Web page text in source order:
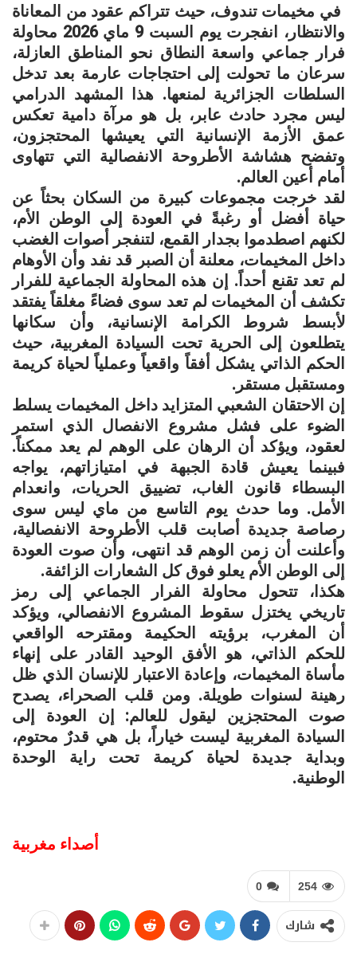
في مخيمات تندوف، حيث تتراكم عقود من المعاناة
والانتظار، انفجرت يوم السبت 9 ماي 2026 محاولة
فرار جماعي واسعة النطاق نحو المناطق العازلة،
سرعان ما تحولت إلى احتجاجات عارمة بعد تدخل
السلطات الجزائرية لمنعها. هذا المشهد الدرامي
ليس مجرد حادث عابر، بل هو مرآة دامية تعكس
عمق الأزمة الإنسانية التي يعيشها المحتجزون،
وتفضح هشاشة الأطروحة الانفصالية التي تتهاوى
أمام أعين العالم.
لقد خرجت مجموعات كبيرة من السكان بحثاً عن
حياة أفضل أو رغبةً في العودة إلى الوطن الأم،
لكنهم اصطدموا بجدار القمع، لتنفجر أصوات الغضب
داخل المخيمات، معلنة أن الصبر قد نفد وأن الأوهام
لم تعد تقنع أحداً. إن هذه المحاولة الجماعية للفرار
تكشف أن المخيمات لم تعد سوى فضاءً مغلقاً يفتقد
لأبسط شروط الكرامة الإنسانية، وأن سكانها
يتطلعون إلى الحرية تحت السيادة المغربية، حيث
الحكم الذاتي يشكل أفقاً واقعياً وعملياً لحياة كريمة
ومستقبل مستقر.
إن الاحتقان الشعبي المتزايد داخل المخيمات يسلط
الضوء على فشل مشروع الانفصال الذي استمر
لعقود، ويؤكد أن الرهان على الوهم لم يعد ممكناً.
فبينما يعيش قادة الجبهة في امتيازاتهم، يواجه
البسطاء قانون الغاب، تضييق الحريات، وانعدام
الأمل. وما حدث يوم التاسع من ماي ليس سوى
رصاصة جديدة أصابت قلب الأطروحة الانفصالية،
وأعلنت أن زمن الوهم قد انتهى، وأن صوت العودة
إلى الوطن الأم يعلو فوق كل الشعارات الزائفة.
هكذا، تتحول محاولة الفرار الجماعي إلى رمز
تاريخي يختزل سقوط المشروع الانفصالي، ويؤكد
أن المغرب، برؤيته الحكيمة ومقترحه الواقعي
للحكم الذاتي، هو الأفق الوحيد القادر على إنهاء
مأساة المخيمات، وإعادة الاعتبار للإنسان الذي ظل
رهينة لسنوات طويلة. ومن قلب الصحراء، يصدح
صوت المحتجزين ليقول للعالم: إن العودة إلى
السيادة المغربية ليست خياراً، بل هي قدرٌ محتوم،
وبداية جديدة لحياة كريمة تحت راية الوحدة
الوطنية.
أصداء مغربية
0 254
شارك